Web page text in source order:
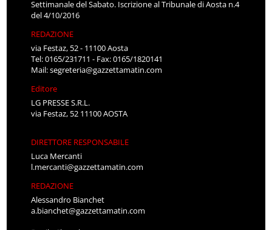
Settimanale del Sabato. Iscrizione al Tribunale di Aosta n.4
del 4/10/2016
REDAZIONE
via Festaz, 52 - 11100 Aosta
Tel: 0165/231711 - Fax: 0165/1820141
Mail:segreteria@gazzettamatin.com
Editore
LG PRESSE S.R.L.
via Festaz, 52 11100 AOSTA
DIRETTORE RESPONSABILE
Luca Mercanti
l.mercanti@gazzettamatin.com
REDAZIONE
Alessandro Bianchet
a.bianchet@gazzettamatin.com